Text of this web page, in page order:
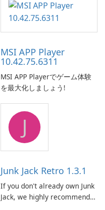
MSI APP Player
10.42.75.6311
MSI APP Playerでゲーム体験
を最大化しましょう!
J
Junk Jack Retro 1.3.1
If you don't already own Junk
Jack, we highly recommend